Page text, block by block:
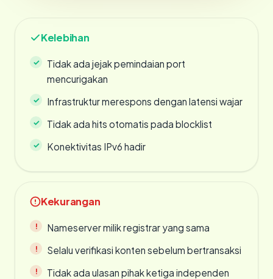
Kelebihan
Tidak ada jejak pemindaian port
mencurigakan
Infrastruktur merespons dengan latensi wajar
Tidak ada hits otomatis pada blocklist
Konektivitas IPv6 hadir
Kekurangan
Nameserver milik registrar yang sama
Selalu verifikasi konten sebelum bertransaksi
Tidak ada ulasan pihak ketiga independen